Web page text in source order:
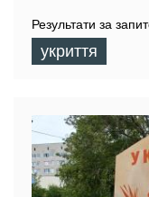
Результати за
укриття